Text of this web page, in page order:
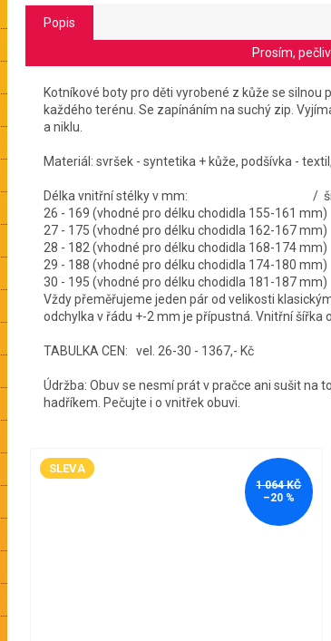
Popis
Prosím,
Kotníkové boty pro děti vyrobené z kůže se silnou
každého terénu. Se zapínáním na suchý zip.
a niklu.
Materiál: svršek - syntetika + kůže, podšívka -
Délka vnitřní stélky v mm: / šířka
26 - 169 (vhodné pro délku chodidla 155-161 mm)
27 - 175 (vhodné pro délku chodidla 162-
28 - 182 (vhodné pro délku chodidla 168-
29 - 188 (vhodné pro délku chodidla 174-
30 - 195 (vhodné pro délku chodidla 181-
Vždy přeměřujeme jeden pár od velikosti
odchylka v řádu +-2 mm je přípustná. Vnitřní
TABULKA CEN: vel. 26-30 - 1367,- Kč
Údržba: Obuv se nesmí prát v pračce ani sušit na
hadříkem. Pečujte i o vnitřek obuvi.
SLEVA
1 064 KČ
–20 %